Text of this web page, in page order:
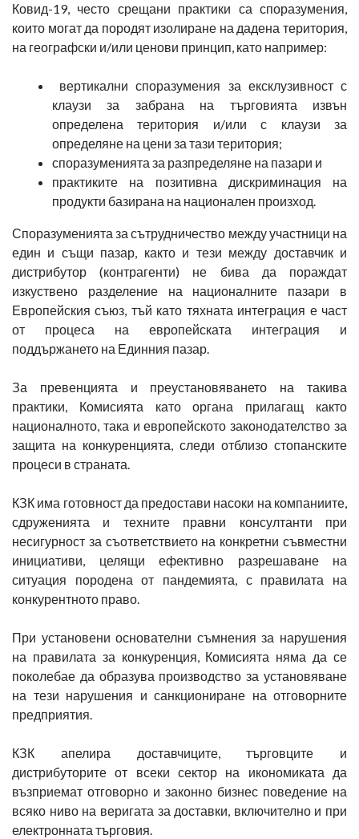
Ковид-19, често срещани практики са споразумения,
които могат да породят изолиране на дадена територия,
на географски и/или ценови принцип, като например:
вертикални споразумения за ексклузивност с
клаузи за забрана на търговията извън
определена територия и/или с клаузи за
определяне на цени за тази територия;
споразуменията за разпределяне на пазари и
практиките на позитивна дискриминация на
продукти базирана на национален произход.
Споразуменията за сътрудничество между участници на
един и същи пазар, както и тези между доставчик и
дистрибутор (контрагенти) не бива да пораждат
изкуствено разделение на националните пазари в
Европейския съюз, тъй като тяхната интеграция е част
от процеса на европейската интеграция и
поддържането на Единния пазар.
За превенцията и преустановяването на такива
практики, Комисията като органа прилагащ както
националното, така и европейското законодателство за
защита на конкуренцията, следи отблизо стопанските
процеси в страната.
КЗК има готовност да предостави насоки на компаниите,
сдруженията и техните правни консултанти при
несигурност за съответствието на конкретни съвместни
инициативи, целящи ефективно разрешаване на
ситуация породена от пандемията, с правилата на
конкурентното право.
При установени основателни съмнения за нарушения
на правилата за конкуренция, Комисията няма да се
поколебае да образува производство за установяване
на тези нарушения и санкциониране на отговорните
предприятия.
КЗК апелира доставчиците, търговците и
дистрибуторите от всеки сектор на икономиката да
възприемат отговорно и законно бизнес поведение на
всяко ниво на веригата за доставки, включително и при
електронната търговия.